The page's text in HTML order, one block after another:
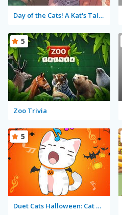
Day of the Cats! A Kat's Tale: Episode 2
Zoo Trivia
5
Duet Cats Halloween: Cat Music
5